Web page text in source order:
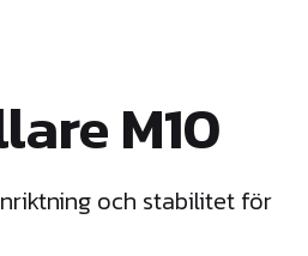
M10
och stabilitet för